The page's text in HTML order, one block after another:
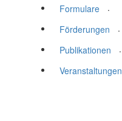
Formulare
.
Förderungen
.
Publikationen
.
Veranstaltungen